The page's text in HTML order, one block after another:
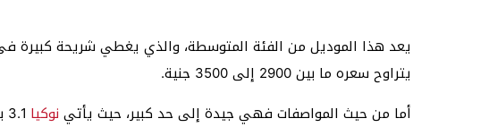
يعد هذا الموديل من الفئة المتوسطة، والذي يغطي شريحة
يتراوح سعره ما بين 2900 إلى 3500 جنية.
أما من حيث المواصفات فهي جيدة إلى حد كبير، حيث يأتي نوكيا